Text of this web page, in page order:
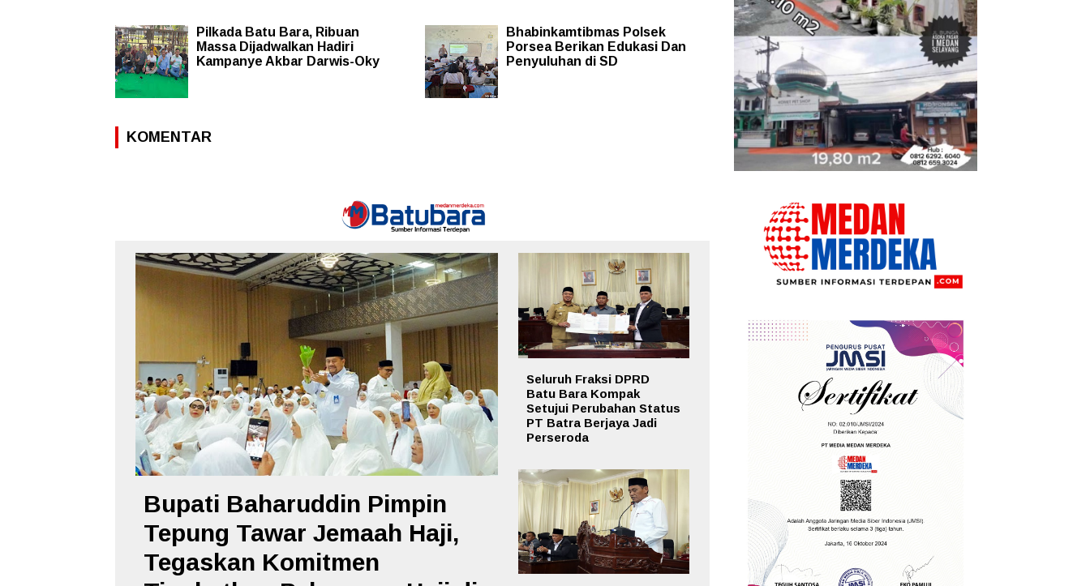
Pilkada Batu Bara, Ribuan
Massa Dijadwalkan Hadiri
Kampanye Akbar Darwis-Oky
Bhabinkamtibmas Polsek
Porsea Berikan Edukasi Dan
Penyuluhan di SD
KOMENTAR
Bupati Baharuddin Pimpin
Tepung Tawar Jemaah Haji,
Tegaskan Komitmen
Seluruh Fraksi DPRD
Batu Bara Kompak
Setujui Perubahan Status
PT Batra Berjaya Jadi
Perseroda